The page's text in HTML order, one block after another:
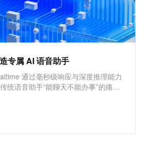
专属 AI 语音助手
通过毫秒级响应与深度推理能力
统语音助手“能聊天不能办事”的痛
步升级；阿里云方案提供推理更强的
Flash 版本，让语音交互真正实